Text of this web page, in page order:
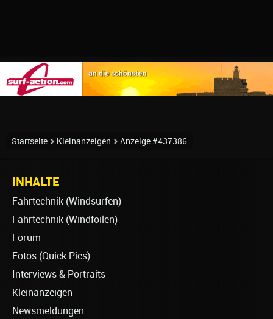
Startseite Kleinanzeigen Anzeige #437386
INHALTE
Fahrtechnik (Windsurfen)
Fahrtechnik (Windfoilen)
Forum
Fotos (Quick Pics)
Interviews & Portraits
Kleinanzeigen
Newsmeldungen